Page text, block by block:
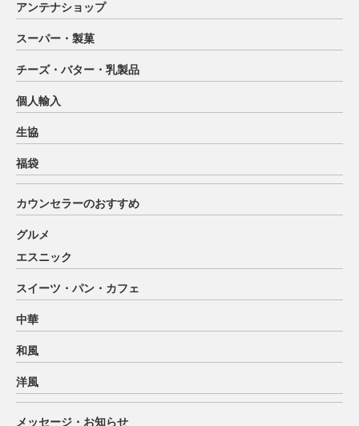
アンテナショップ
スーパー・製菓
チーズ・バター・乳製品
個人輸入
生協
福袋
カウンセラーのおすすめ
グルメ
エスニック
スイーツ・パン・カフェ
中華
和風
洋風
メッセージ・お知らせ